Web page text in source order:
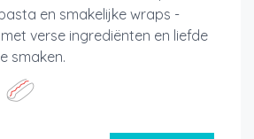
en smakelijke wraps -
verse ingrediënten en liefde
smaken.